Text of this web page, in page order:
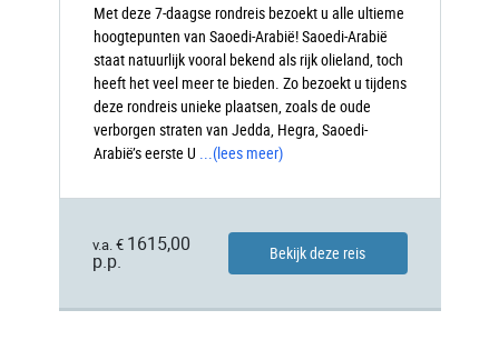
Met deze 7-daagse rondreis bezoekt u alle ultieme
hoogtepunten van Saoedi-Arabië! Saoedi-Arabië
staat natuurlijk vooral bekend als rijk olieland, toch
heeft het veel meer te bieden. Zo bezoekt u tijdens
deze rondreis unieke plaatsen, zoals de oude
verborgen straten van Jedda, Hegra, Saoedi-
Arabië’s eerste U ...(lees meer)
v.a. € 1615,00
p.p.
Bekijk deze reis